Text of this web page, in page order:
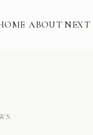
ABOUT NEXT